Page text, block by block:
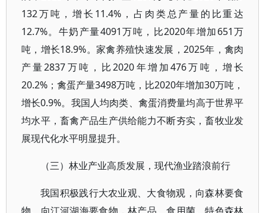
132万吨，增长11.4%，占肉类总产量的比重达
12.7%。牛奶产量4091万吨，比2020年增加651万
吨，增长18.9%。家禽养殖快速发展，2025年，禽肉
产量2837万吨，比2020年增加476万吨，增长
20.2%；禽蛋产量3498万吨，比2020年增加30万吨，
增长0.9%。我国人均肉类、禽蛋消费量均高于世界平
均水平，畜禽产品生产供给能力不断夯实，畜牧业发
展现代化水平明显提升。
（三）林业产业高质发展，现代渔业踏浪前行
我国积极践行大农业观、大食物观，向森林要食